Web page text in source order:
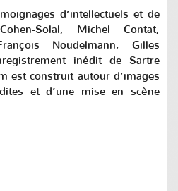
d’intellectuels et de
Solal, Michel Contat,
Noudelmann, Gilles
inédit de Sartre
est construit autour d’images
et d’une mise en scène